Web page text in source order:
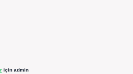
için admin